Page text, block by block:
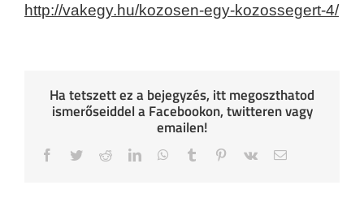
http://vakegy.hu/kozosen-egy-kozossegert-4/
Ha tetszett ez a bejegyzés, itt megoszthatod
ismerőseiddel a Facebookon, twitteren vagy
emailen!
Facebook
TwitterRedditLinkedInWhatsApp
Tumblr Pinterest
Vk Email